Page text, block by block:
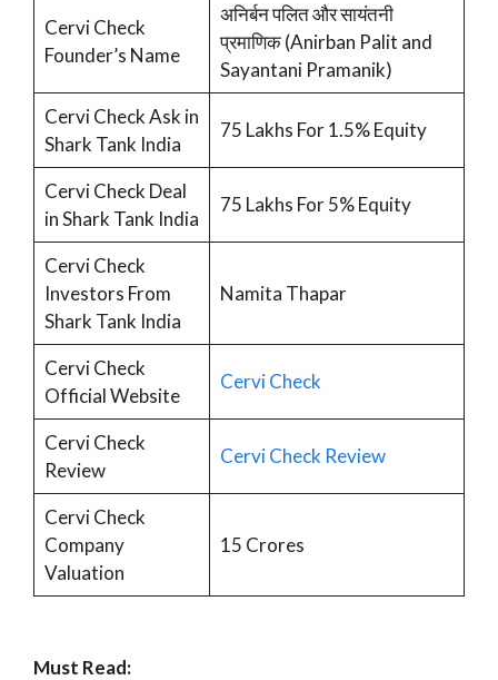
Cervi Check
Founder’s Name
अनिर्बन पलित और सायंतनी
प्रमाणिक (Anirban Palit and
Sayantani Pramanik)
Cervi Check Ask in
Shark Tank India
75 Lakhs For 1.5% Equity
Cervi Check Deal
in Shark Tank India
75 Lakhs For 5% Equity
Cervi Check
Investors From
Shark Tank India
Namita Thapar
Cervi Check
Official Website
Cervi Check
Cervi Check
Review
Cervi Check Review
Cervi Check
Company
Valuation
15 Crores
Must Read: